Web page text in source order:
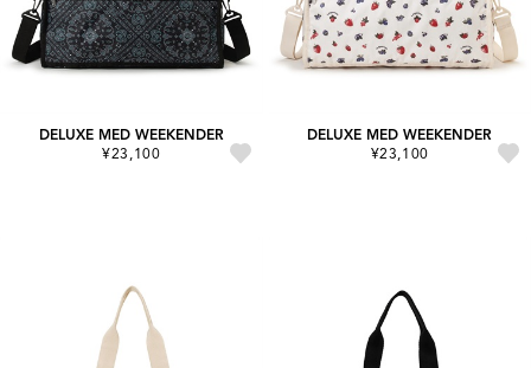
DELUXE MED WEEKENDER
¥23,100
DELUXE MED WEEKENDER
¥23,100